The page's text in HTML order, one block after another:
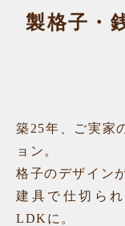
製格子・
築25年、ご実家
ョン。
格子のデザイン
建具で仕切ら
LDKに。